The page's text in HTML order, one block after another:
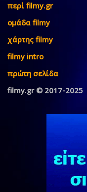
περί filmy.gr
ομάδα filmy
χάρτης filmy
filmy intro
πρώτη σελίδα
filmy.gr © 2017-2025